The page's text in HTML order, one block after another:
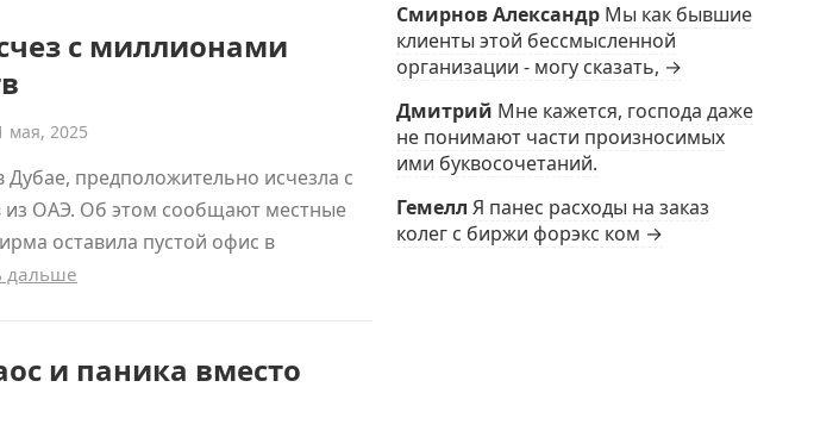
с миллионами
мая, 2025
предположительно исчезла с
из ОАЭ. Об этом сообщают местные
оставила пустой офис в
дальше
и паника вместо
Смирнов Александр Мы как бывшие
клиенты этой бессмысленной
организации - могу сказать, →
Дмитрий Мне кажется, господа даже
не понимают части произносимых
ими буквосочетаний.
Гемелл Я панес расходы на заказ
колег с биржи форэкс ком →